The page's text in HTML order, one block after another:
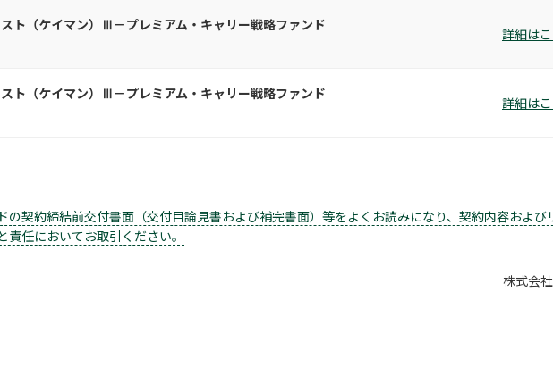
ト（ケイマン）Ⅲ－プレミアム・キャリー戦略ファンド
詳細は
ト（ケイマン）Ⅲ－プレミアム・キャリー戦略ファンド
詳細は
の契約締結前交付書面（交付目論見書および補完書面）等をよくお読みになり、契約内容および
任においてお取引ください。
株式会